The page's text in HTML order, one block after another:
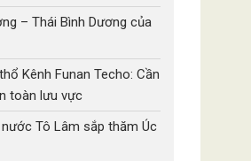
– Thái Bình Dương của
Kênh Funan Techo: Cần
toàn lưu vực
Tô Lâm sắp thăm Úc